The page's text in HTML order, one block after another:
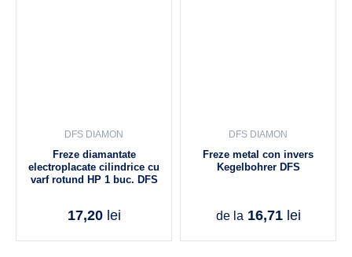
DFS DIAMON
Freze diamantate
electroplacate cilindrice cu
varf rotund HP 1 buc. DFS
17,20 lei
DFS DIAMON
Freze metal con invers
Kegelbohrer DFS
de la 16,71 lei